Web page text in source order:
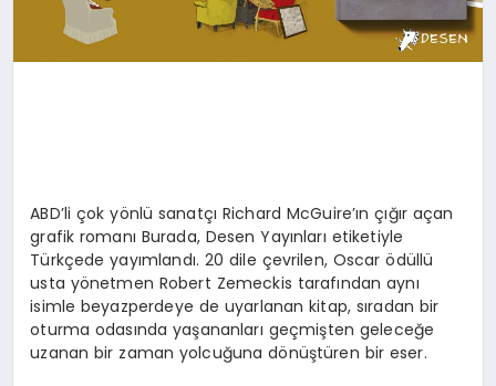
ABD’li çok yönlü sanatçı Richard McGuire’ın çığır açan
grafik romanı Burada, Desen Yayınları etiketiyle
Türkçede yayımlandı. 20 dile çevrilen, Oscar ödüllü
usta yönetmen Robert Zemeckis tarafından aynı
isimle beyazperdeye de uyarlanan kitap, sıradan bir
oturma odasında yaşananları geçmişten geleceğe
uzanan bir zaman yolcuğuna dönüştüren bir eser.